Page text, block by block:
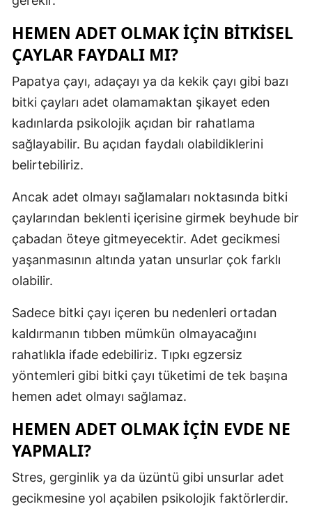
HEMEN ADET OLMAK IÇIN BITKISEL
ÇAYLAR FAYDALI MI?
Papatya çayı, adaçayı ya da kekik çayı gibi bazı
bitki çayları adet olamamaktan şikayet eden
kadınlarda psikolojik açıdan bir rahatlama
sağlayabilir. Bu açıdan faydalı olabildiklerini
belirtebiliriz.
Ancak adet olmayı sağlamaları noktasında bitki
çaylarından beklenti içerisine girmek beyhude bir
çabadan öteye gitmeyecektir. Adet gecikmesi
yaşanmasının altında yatan unsurlar çok farklı
olabilir.
Sadece bitki çayı içeren bu nedenleri ortadan
kaldırmanın tıbben mümkün olmayacağını
rahatlıkla ifade edebiliriz. Tıpkı egzersiz
yöntemleri gibi bitki çayı tüketimi de tek başına
hemen adet olmayı sağlamaz.
HEMEN ADET OLMAK İÇIN EVDE NE
YAPMALI?
Stres, gerginlik ya da üzüntü gibi unsurlar adet
gecikmesine yol açabilen psikolojik faktörlerdir.